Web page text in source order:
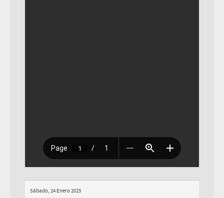
Sábado, 24 Enero 2015